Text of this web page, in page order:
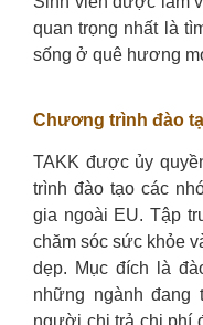
quan trọng nhất là
sống ở quê hương
Chương trình đào
TAKK được ủy
trình đào tạo các
gia ngoài EU. Tập
chăm sóc sức khỏe
dẹp. Mục đích là
những ngành đang
người chi trả chi phí